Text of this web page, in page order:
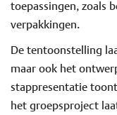
toepassingen, zoals
verpakkingen.
De tentoonstelling
maar ook het
stappresentatie
het groepsproject